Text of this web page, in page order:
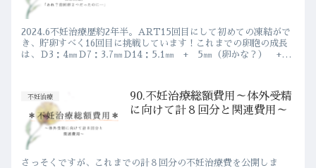
2024.6不妊治療歴約2年半。ART15回目にして初めての凍結がで
き、貯卵すべく16回目に挑戦しています！これまでの卵胞の成長
は、Ｄ3：4㎜Ｄ7：3.7㎜Ｄ14：5.1㎜ + 5㎜（卵かな？） +
不妊治療
90.不妊治療総額費用～体外受精
に向けて計８回分と関連費用～
さっそくですが、これまでの計８回分の不妊治療費を公開しま